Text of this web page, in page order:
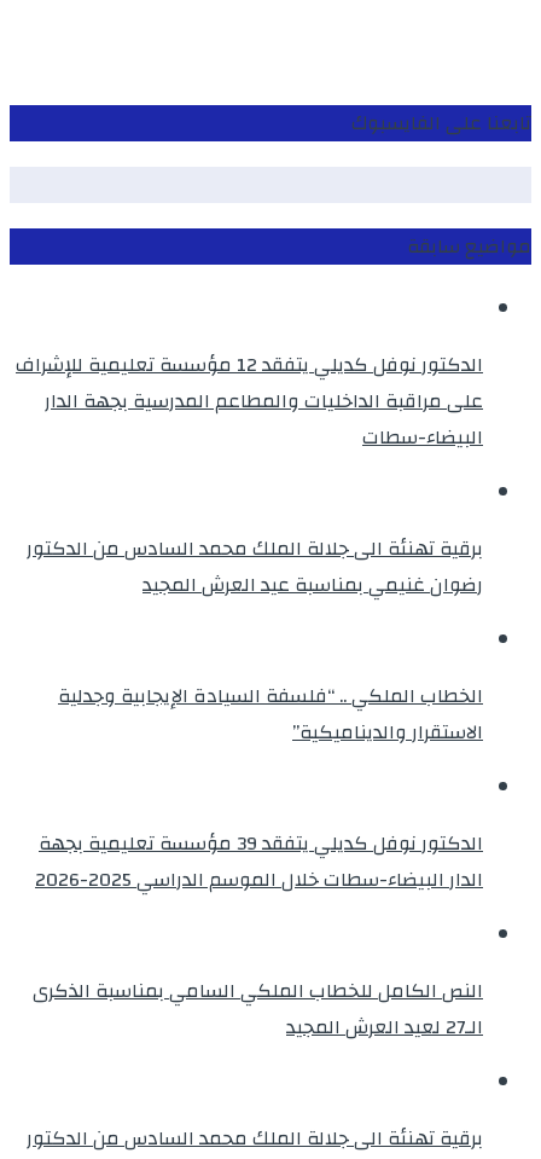
تابعنا على الفايسبوك
مواضيع سابقة
الدكتور نوفل كديلي يتفقد 12 مؤسسة تعليمية للإشراف
على مراقبة الداخليات والمطاعم المدرسية بجهة الدار
البيضاء-سطات
برقية تهنئة الى جلالة الملك محمد السادس من الدكتور
رضوان غنيمي بمناسبة عيد العرش المجيد
الخطاب الملكي .. “فلسفة السيادة الإيجابية وجدلية
الاستقرار والديناميكية”
الدكتور نوفل كديلي يتفقد 39 مؤسسة تعليمية بجهة
الدار البيضاء-سطات خلال الموسم الدراسي 2025-2026
النص الكامل للخطاب الملكي السامي بمناسبة الذكرى
الـ27 لعيد العرش المجيد
برقية تهنئة الى جلالة الملك محمد السادس من الدكتور